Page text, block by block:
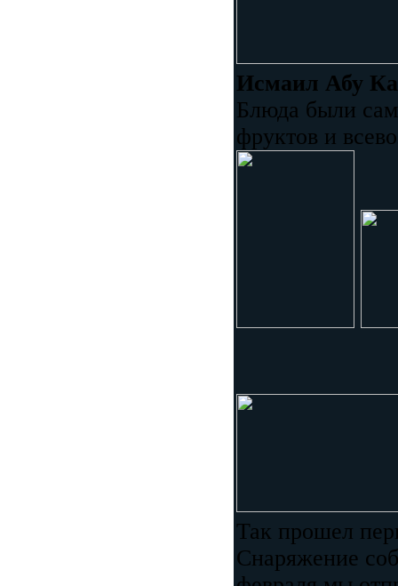
Исмаил Абу
Блюда были
фруктов и
Так прошел
Снаряжение